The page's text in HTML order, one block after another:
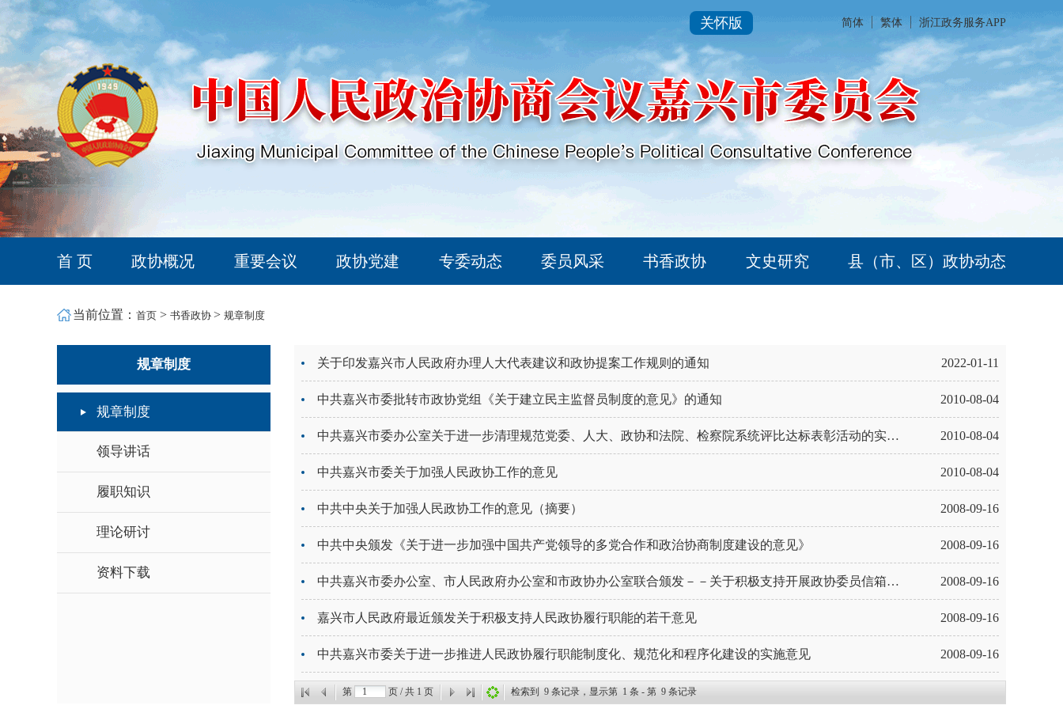
关怀版 简体 繁体 浙江政务服务APP
首 页 政协概况 重要会议 政协党建 专委动态 委员风采 书香政协 文史研究 县（市、区）政协动态
当前位置： 首页 > 书香政协 > 规章制度
规章制度
规章制度
领导讲话
履职知识
理论研讨
资料下载
关于印发嘉兴市人民政府办理人大代表建议和政协提案工作规则的通知 2022-01-11
中共嘉兴市委批转市政协党组《关于建立民主监督员制度的意见》的通知 2010-08-04
中共嘉兴市委办公室关于进一步清理规范党委、人大、政协和法院、检察院系统评比达标表彰活动的实施意见 2010-08-04
中共嘉兴市委关于加强人民政协工作的意见 2010-08-04
中共中央关于加强人民政协工作的意见（摘要） 2008-09-16
中共中央颁发《关于进一步加强中国共产党领导的多党合作和政治协商制度建设的意见》 2008-09-16
中共嘉兴市委办公室、市人民政府办公室和市政协办公室联合颁发－－关于积极支持开展政协委员信箱工作的通知 2008-09-16
嘉兴市人民政府最近颁发关于积极支持人民政协履行职能的若干意见 2008-09-16
中共嘉兴市委关于进一步推进人民政协履行职能制度化、规范化和程序化建设的实施意见 2008-09-16
第 页 / 共 1 页 检索到 9 条记录，显示第 1 条 - 第 9 条记录